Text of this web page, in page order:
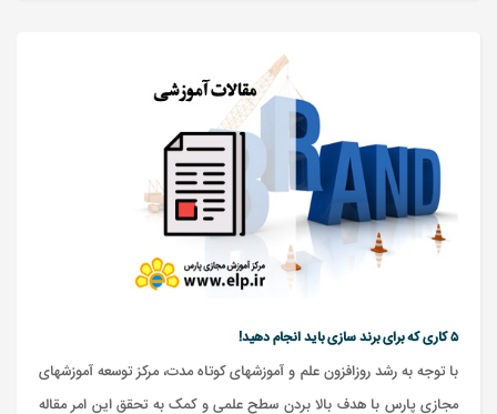
۵ کاری که برای برند سازی باید انجام دهید!
با توجه به رشد روزافزون علم و آموزشهای کوتاه مدت، مرکز توسعه آموزشهای
مجازی پارس با هدف بالا بردن سطح علمی و کمک به تحقق این امر مقاله